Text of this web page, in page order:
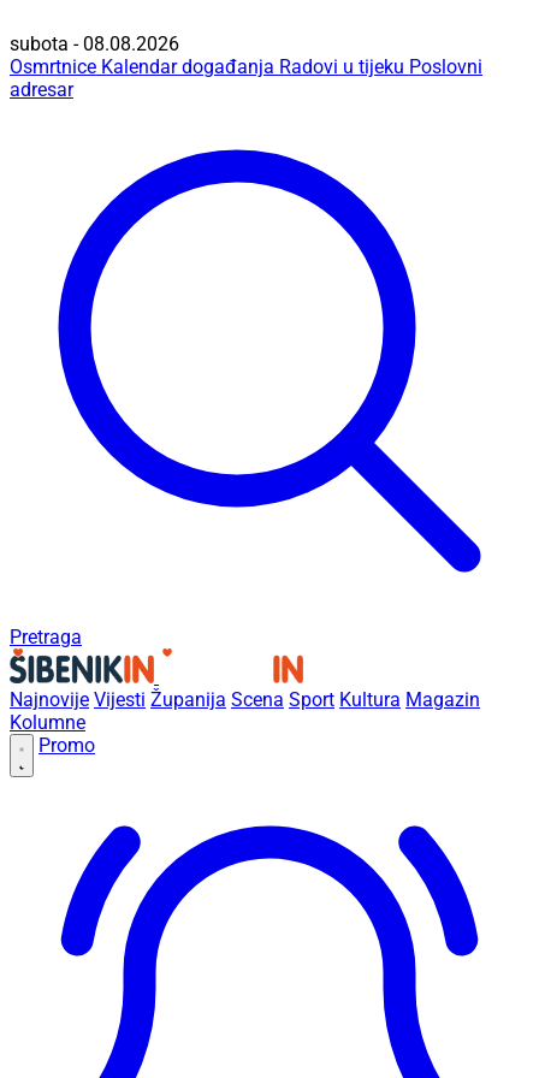
subota - 08.08.2026
Osmrtnice Kalendar događanja Radovi u tijeku Poslovni
adresar
Pretraga
Najnovije Vijesti Županija Scena Sport Kultura Magazin
Kolumne
Promo